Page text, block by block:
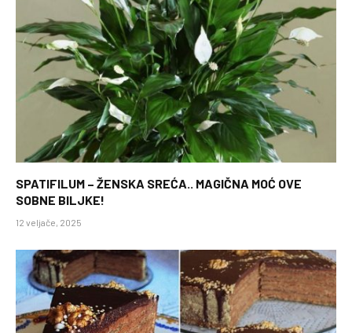
SPATIFILUM – ŽENSKA SREĆA.. MAGIČNA MOĆ OVE
SOBNE BILJKE!
12 veljače, 2025